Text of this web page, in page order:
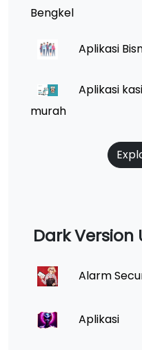
Bengkel
Aplikasi
Aplikasi
murah
Dark Version
Alarm
Aplikasi